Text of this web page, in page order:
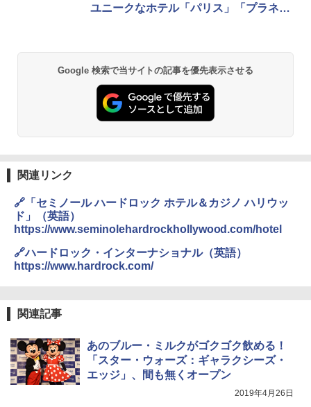
熊撃退スプレー 熊よけスプレー 熊スプレー
【日本企業販売】超強力クマ対策スプレー 30
秒）射程5～10m 安全ロック搭載 携帯収納袋
付き ヒグマ・イノシシ対策 自治体・教育機
関の購入実績 登山・キャンプ・アウトドア・
送
GRANDOOR ステンレス保冷剤 2個セット 2
コンパクト 保冷力長持ち
￥2,980
ア/オフィス/教育現場/展示会用 緑
￥1,180
ユニークなホテル「パリス」「プラネッ
Google 検索で当サイトの記事を優先表示させる
関連リンク
🔗「セミノール ハードロック ホテル＆カジノ ハリウッ
ド」（英語）
https://www.seminolehardrockhollywood.com/hotel
🔗ハードロック・インターナショナル（英語）
https://www.hardrock.com/
関連記事
あのブルー・ミルクがゴクゴク飲める！
「スター・ウォーズ：ギャラクシーズ・
エッジ」、間も無くオープン
2019年4月26日